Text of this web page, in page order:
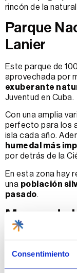
Consentimiento
rincón de la
Parque
Lanier
Este parque de
aprovechada por
exuberante
Juventud en Cuba.
Con una amplia
perfecto para los
isla cada año.
humedal más
por detrás de la
En esta zona hay
una población
pasado.
Museo de
artefactos,
su fascinante